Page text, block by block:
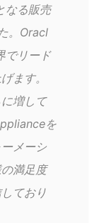
なる販売
。Oracl
でリード
ます。
増して
を
メーシ
満足度
ており